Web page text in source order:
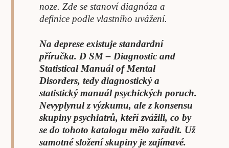
noze. Zde se stanoví diagnóza a
definice podle vlastního uvážení.
Na deprese existuje standardní
příručka. D SM – Diagnostic and
Statistical Manuál of Mental
Disorders, tedy diagnostický a
statistický manuál psychických poruch.
Nevyplynul z výzkumu, ale z konsensu
skupiny psychiatrů, kteří zvážili, co by
se do tohoto katalogu mělo zařadit. Už
samotné složení skupiny je zajímavé.